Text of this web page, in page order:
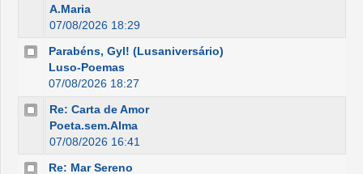
A.Maria
07/08/2026 18:29
Parabéns, Gyl! (Lusaniversário)
Luso-Poemas
07/08/2026 18:27
Re: Carta de Amor
Poeta.sem.Alma
07/08/2026 16:41
Re: Mar Sereno